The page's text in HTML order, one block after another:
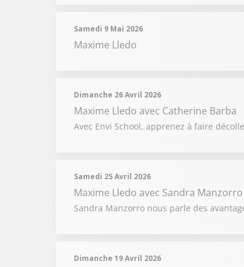
Samedi 9 Mai 2026
Maxime Lledo
Dimanche 26 Avril 2026
Maxime Lledo avec Catherine Barba
Avec Envi School, apprenez à faire
Samedi 25 Avril 2026
Maxime Lledo avec Sandra Manzorro
Sandra Manzorro nous parle des
Dimanche 19 Avril 2026